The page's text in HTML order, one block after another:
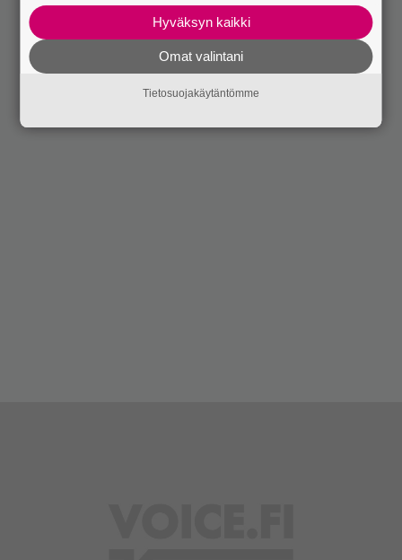
Hyväksyn kaikki
Omat valintani
Tietosuojakäytäntömme